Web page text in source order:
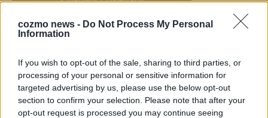
cozmo news - Do Not Process My Personal
Information
If you wish to opt-out of the sale, sharing to third parties, or
processing of your personal or sensitive information for
targeted advertising by us, please use the below opt-out
section to confirm your selection. Please note that after your
opt-out request is processed you may continue seeing